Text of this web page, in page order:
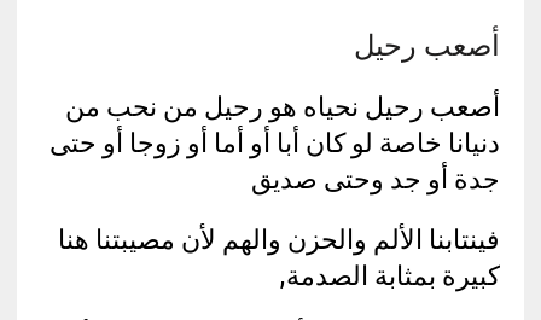
أصعب رحيل
أصعب رحيل نحياه هو رحيل من نحب من
دنيانا خاصة لو كان أبا أو أما أو زوجا أو حتى
جدة أو جد وحتى صديق
فينتابنا الألم والحزن والهم لأن مصيبتنا هنا
كبيرة بمثابة الصدمة,